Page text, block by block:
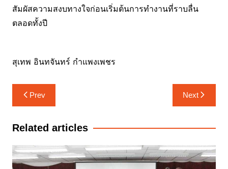
สัมผัสความสงบทางใจก่อนเริ่มต้นการทำงานที่ราบลื่น
ตลอดทั้งปี
สุเทพ อินทจันทร์ กำแพงเพชร
แนะแนว
เรื่อง
Prev Next
Related articles